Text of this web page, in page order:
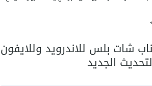
شات بلس للاندرويد وللايفون
الجديد